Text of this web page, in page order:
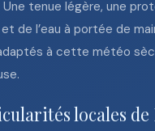
Une tenue légère, une
de l’eau à portée de
à cette météo
locales